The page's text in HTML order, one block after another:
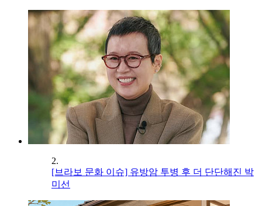
2.
[브라보 문화 이슈] 유방암 투병 후 더 단단해진 박
미선